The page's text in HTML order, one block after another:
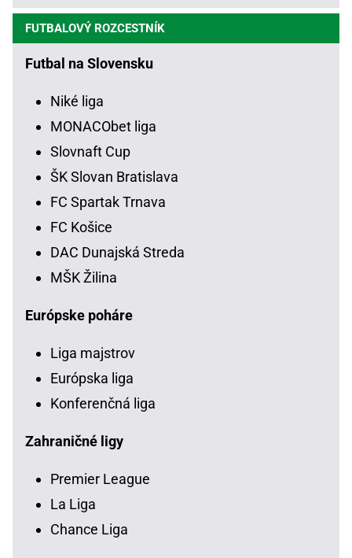
FUTBALOVÝ ROZCESTNÍK
Futbal na Slovensku
Niké liga
MONACObet liga
Slovnaft Cup
ŠK Slovan Bratislava
FC Spartak Trnava
FC Košice
DAC Dunajská Streda
MŠK Žilina
Európske poháre
Liga majstrov
Európska liga
Konferenčná liga
Zahraničné ligy
Premier League
La Liga
Chance Liga